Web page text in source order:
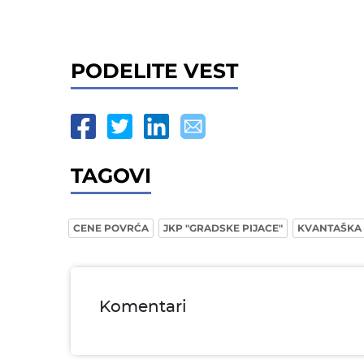
PODELITE VEST
TAGOVI
CENE POVRĆA JKP "GRADSKE PIJACE"
Komentari